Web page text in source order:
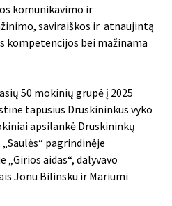
komunikavimo ir
saviraiškos ir atnaujintą
kompetencijos bei mažinama
50 mokinių grupė į 2025
tapusius Druskininkus vyko
apsilankė Druskininkų
„Saulės“ pagrindinėje
aidas“, dalyvavo
Jonu Bilinsku ir Mariumi